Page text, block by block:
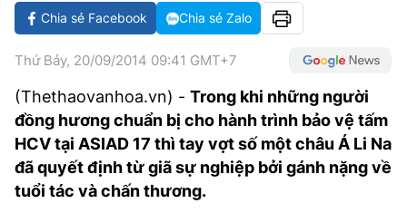
ẨM THỰC
TƯ VẤN
BẠN CẦN BIẾT
ẢNH
BÁO GIẤY
TRA CỨU PHƯỜNG XÃ
Chia sẻ Facebook Chia sẻ Zalo
Thứ Bảy, 20/09/2014 09:41 GMT+7
(Thethaovanhoa.vn) - Trong khi những người
đồng hương chuẩn bị cho hành trình bảo vệ tấm
HCV tại ASIAD 17 thì tay vợt số một châu Á Li Na
đã quyết định từ giã sự nghiệp bởi gánh nặng về
tuổi tác và chấn thương.